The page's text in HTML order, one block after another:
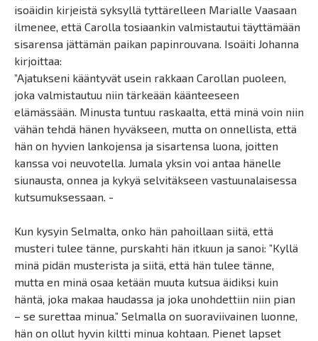
isoäidin kirjeistä syksyllä tyttärelleen Marialle Vaasaan
ilmenee, että Carolla tosiaankin valmistautui täyttämään
sisarensa jättämän paikan papinrouvana. Isoäiti Johanna
kirjoittaa:
”Ajatukseni kääntyvät usein rakkaan Carollan puoleen,
joka valmistautuu niin tärkeään käänteeseen
elämässään. Minusta tuntuu raskaalta, että minä voin niin
vähän tehdä hänen hyväkseen, mutta on onnellista, että
hän on hyvien lankojensa ja sisartensa luona, joitten
kanssa voi neuvotella. Jumala yksin voi antaa hänelle
siunausta, onnea ja kykyä selvitäkseen vastuunalaisessa
kutsumuksessaan. -
Kun kysyin Selmalta, onko hän pahoillaan siitä, että
musteri tulee tänne, purskahti hän itkuun ja sanoi: ”Kyllä
minä pidän musterista ja siitä, että hän tulee tänne,
mutta en minä osaa ketään muuta kutsua äidiksi kuin
häntä, joka makaa haudassa ja joka unohdettiin niin pian
– se surettaa minua.” Selmalla on suoraviivainen luonne,
hän on ollut hyvin kiltti minua kohtaan. Pienet lapset